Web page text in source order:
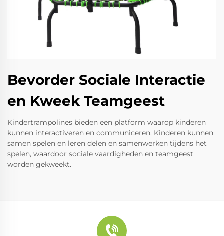
Bevorder Sociale Interactie
en Kweek Teamgeest
Kindertrampolines bieden een platform waarop kinderen
kunnen interactiveren en communiceren. Kinderen kunnen
samen spelen en leren delen en samenwerken tijdens het
spelen, waardoor sociale vaardigheden en teamgeest
worden gekweekt.